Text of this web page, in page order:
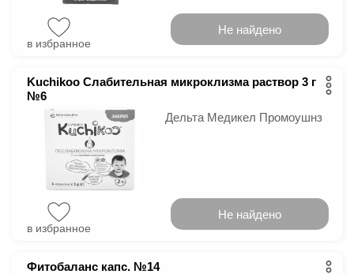
в избранное
Не найдено
Kuchikoo Слабительная микроклизма раствор 3 г
№6
Дельта Медикел Промоушнз
в избранное
Не найдено
Фитобаланс капс. №14